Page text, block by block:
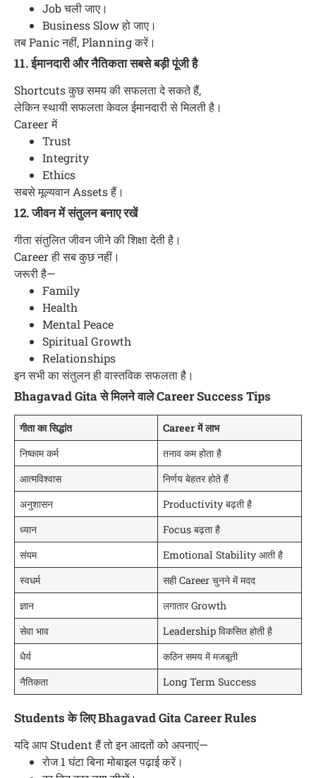
Job चली जाए।
Business Slow हो जाए।
तब Panic नहीं, Planning करें।
11. ईमानदारी और नैतिकता सबसे बड़ी पूंजी है
Shortcuts कुछ समय की सफलता दे सकते हैं,
लेकिन स्थायी सफलता केवल ईमानदारी से मिलती है।
Career में
Trust
Integrity
Ethics
सबसे मूल्यवान Assets हैं।
12. जीवन में संतुलन बनाए रखें
गीता संतुलित जीवन जीने की शिक्षा देती है।
Career ही सब कुछ नहीं।
जरूरी है—
Family
Health
Mental Peace
Spiritual Growth
Relationships
इन सभी का संतुलन ही वास्तविक सफलता है।
Bhagavad Gita से मिलने वाले Career Success Tips
गीता का सिद्धांत
Career में लाभ
निष्काम कर्म
तनाव कम होता है
आत्मविश्वास
निर्णय बेहतर होते हैं
अनुशासन
Productivity बढ़ती है
ध्यान
Focus बढ़ता है
संयम
Emotional Stability आती है
स्वधर्म
सही Career चुनने में मदद
ज्ञान
लगातार Growth
सेवा भाव
Leadership विकसित होती है
धैर्य
कठिन समय में मजबूती
नैतिकता
Long Term Success
Students के लिए Bhagavad Gita Career Rules
यदि आप Student हैं तो इन आदतों को अपनाएं—
रोज 1 घंटा बिना मोबाइल पढ़ाई करें।